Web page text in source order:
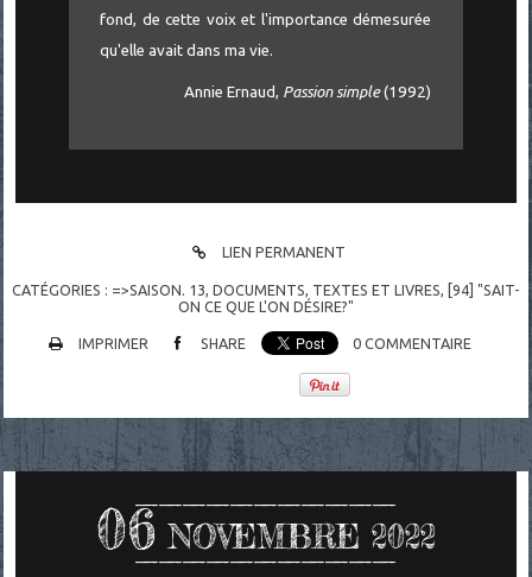
fond, de cette voix et l'importance démesurée
qu'elle avait dans ma vie.
Annie Ernaud, Passion simple(1992)
LIEN PERMANENT
CATÉGORIES : =>SAISON. 13, DOCUMENTS, TEXTES ET LIVRES, [94] "SAIT-
ON CE QUE L'ON DÉSIRE?"
IMPRIMER SHARE 0 COMMENTAIRE
06 NOVEMBRE 2022